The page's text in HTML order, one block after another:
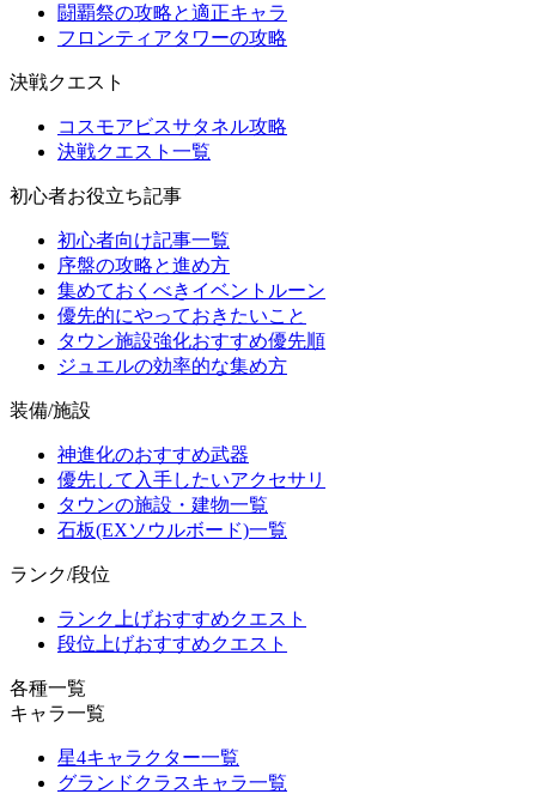
闘覇祭の攻略と適正キャラ
フロンティアタワーの攻略
決戦クエスト
コスモアビスサタネル攻略
決戦クエスト一覧
初心者お役立ち記事
初心者向け記事一覧
序盤の攻略と進め方
集めておくべきイベントルーン
優先的にやっておきたいこと
タウン施設強化おすすめ優先順
ジュエルの効率的な集め方
装備/施設
神進化のおすすめ武器
優先して入手したいアクセサリ
タウンの施設・建物一覧
石板(EXソウルボード)一覧
ランク/段位
ランク上げおすすめクエスト
段位上げおすすめクエスト
各種一覧
キャラ一覧
星4キャラクター一覧
グランドクラスキャラ一覧